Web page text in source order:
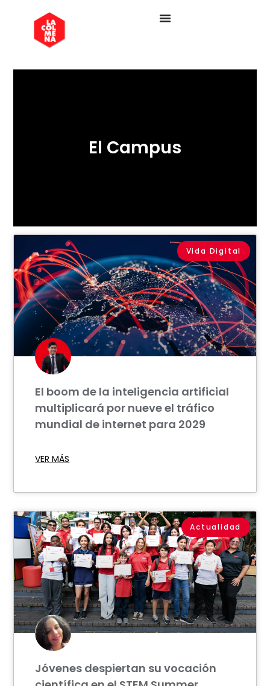
El Campus
Vida Digital
El boom de la inteligencia artificial
multiplicará por nueve el tráfico
mundial de internet para 2029
VER MÁS
Actualidad
Jóvenes despiertan su vocación